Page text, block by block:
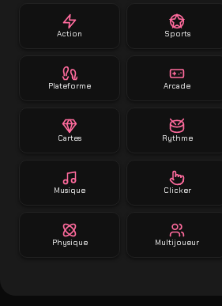
Action Sports
Plateforme Arcade
Cartes Rythme
Musique Clicker
Physique Multijoueur